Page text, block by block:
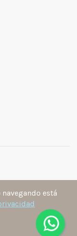
Ángel Manuel
reservados por
está